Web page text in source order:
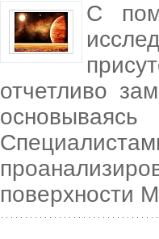
С
отчетливо
поверхности